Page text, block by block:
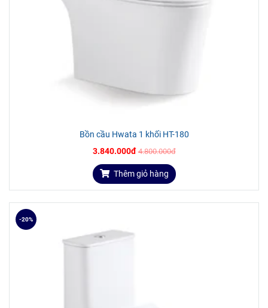
Bồn cầu Hwata 1 khối HT-180
3.840.000đ 4.800.000đ
Thêm giỏ hàng
-20%